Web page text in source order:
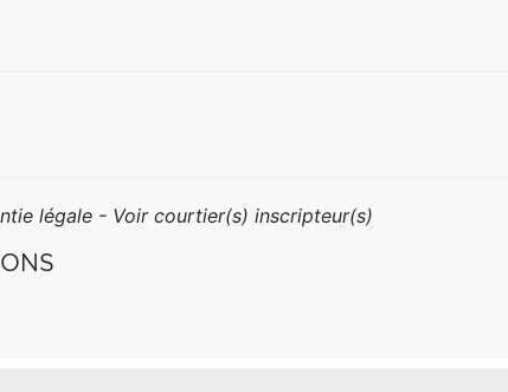
légale - Voir courtier(s) inscripteur(s)